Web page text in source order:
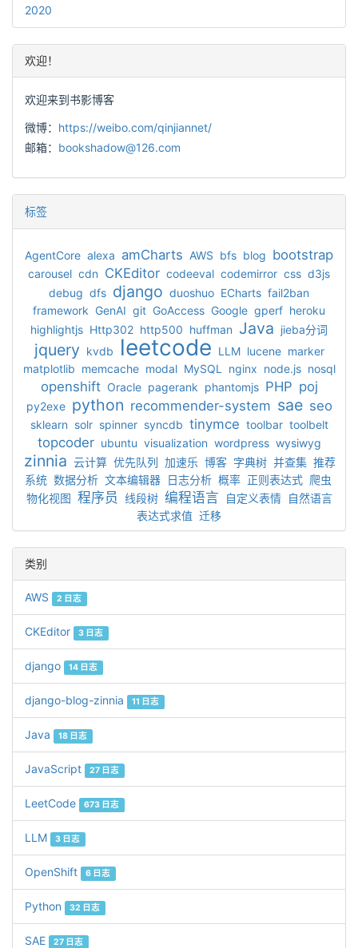
2020
欢迎！
欢迎来到书影博客
微博： https://weibo.com/qinjiannet/
邮箱： bookshadow@126.com
标签
AgentCore alexa amCharts AWS bfs blog bootstrap
carousel cdn CKEditor codeeval codemirror css d3js
debug dfs django duoshuo ECharts fail2ban
framework GenAI git GoAccess Google gperf heroku
highlightjs Http302 http500 huffman Java jieba分词
jquery kvdb leetcode LLM lucene marker
matplotlib memcache modal MySQL nginx node.js nosql
openshift Oracle pagerank phantomjs PHP poj
py2exe python recommender-system sae seo
sklearn solr spinner syncdb tinymce toolbar toolbelt
topcoder ubuntu visualization wordpress wysiwyg
zinnia 云计算 优先队列 加速乐 博客 字典树 并查集 推荐
系统 数据分析 文本编辑器 日志分析 概率 正则表达式 爬虫
物化视图 程序员 线段树 编程语言 自定义表情
自然语言
表达式求值 迁移
类别
AWS 2 日志
CKEditor 3 日志
django 14 日志
django-blog-zinnia 11 日志
Java 18 日志
JavaScript 27 日志
LeetCode 673 日志
LLM 3 日志
OpenShift 6 日志
Python 32 日志
SAE 27 日志